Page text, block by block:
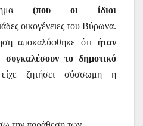
(που οι ίδιοι
οικογένειες του Βύρωνα.
αποκαλύφθηκε ότι ήταν
το δημοτικό
ζητήσει σύσσωμη η